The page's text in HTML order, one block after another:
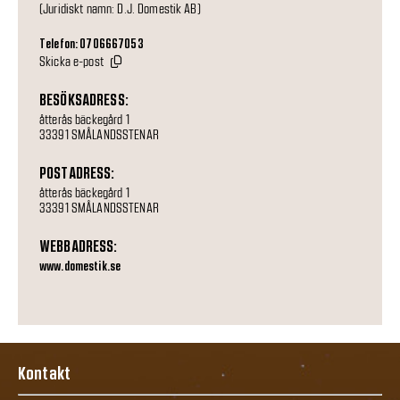
(Juridiskt namn: D.J. Domestik AB)
Telefon: 0706667053
Skicka e-post
BESÖKSADRESS:
åtterås bäckegård 1
33391 SMÅLANDSSTENAR
POSTADRESS:
åtterås bäckegård 1
33391 SMÅLANDSSTENAR
WEBBADRESS:
www.domestik.se
Kontakt